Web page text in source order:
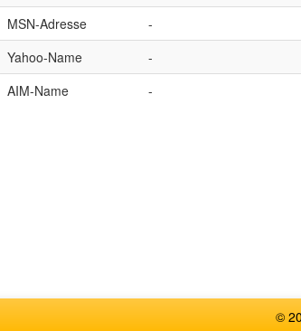
MSN-Adresse
-
Yahoo-Name
-
AIM-Name
-
©